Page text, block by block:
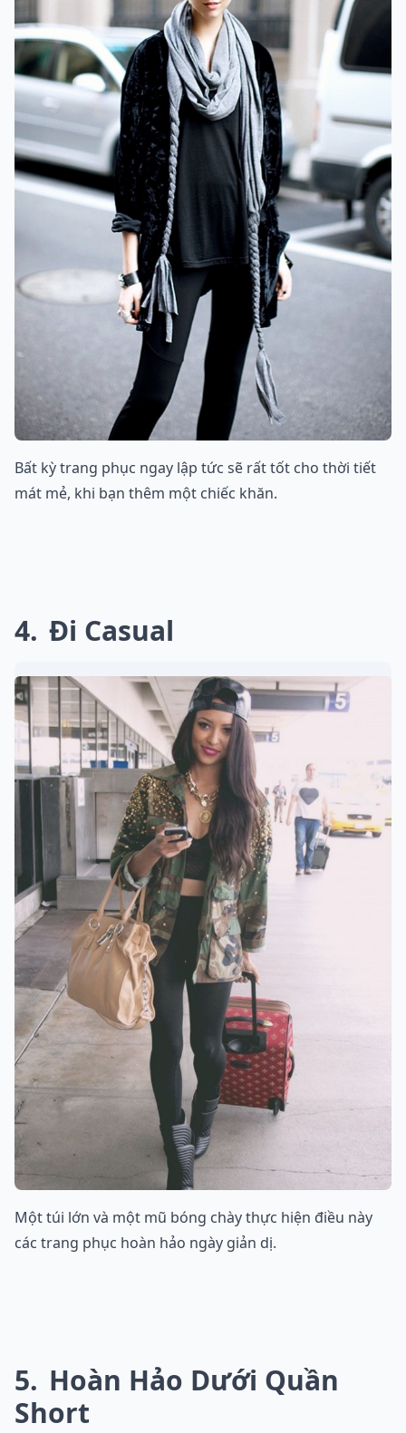
Bất kỳ trang phục ngay lập tức sẽ rất tốt cho thời tiết
mát mẻ, khi bạn thêm một chiếc khăn.
4 Đi Casual
Một túi lớn và một mũ bóng chày thực hiện điều này
các trang phục hoàn hảo ngày giản dị.
5 Hoàn Hảo Dưới Quần
Short